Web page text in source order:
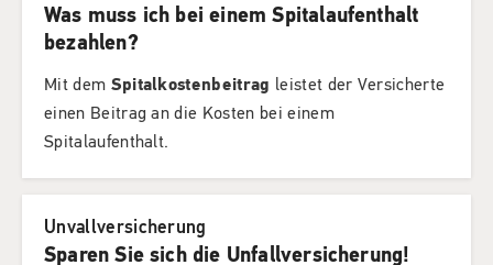
Was muss ich bei einem Spitalaufenthalt
bezahlen?
Mit dem Spitalkostenbeitrag leistet der Versicherte
einen Beitrag an die Kosten bei einem
Spitalaufenthalt.
Unvallversicherung
Sparen Sie sich die Unfallversicherung!